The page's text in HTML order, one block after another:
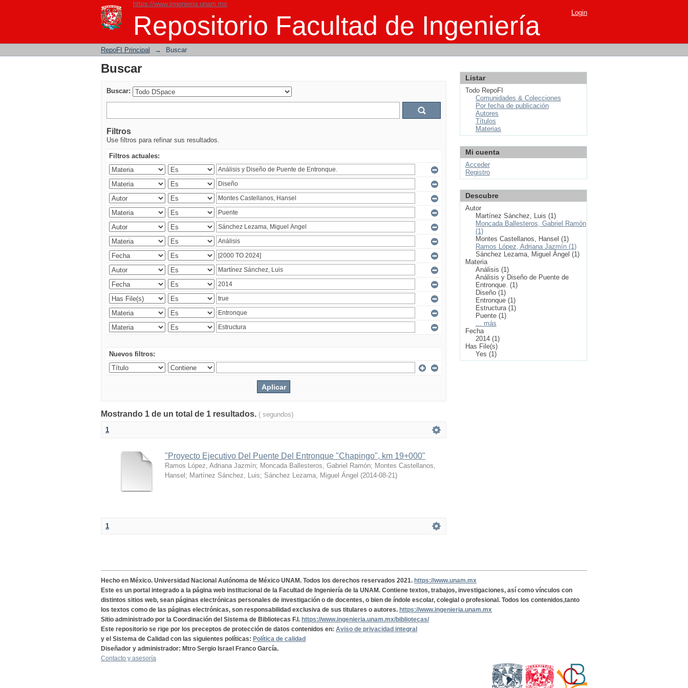
https://www.ingenieria.unam.mx
Repositorio Facultad de Ingeniería
Buscar Login
RepoFI Principal → Buscar
Buscar
Buscar:
Filtros
Use filtros para refinar sus resultados.
Filtros actuales:
Nuevos filtros:
Mostrando 1 de un total de 1 resultados. ( segundos)
1
"Proyecto Ejecutivo Del Puente Del Entronque "Chapingo", km 19+000"
Ramos López, Adriana Jazmín; Moncada Ballesteros, Gabriel Ramón; Montes Castellanos,
Hansel ; Martínez Sánchez, Luis; Sánchez Lezama, Miguel Ángel (2014-08-21)
1
Listar
Todo RepoFI
Comunidades & Colecciones
Por fecha de publicación
Autores
Títulos
Materias
Mi cuenta
Acceder
Registro
Descubre
Autor
Martínez Sánchez, Luis (1)
Moncada Ballesteros, Gabriel Ramón
(1)
Montes Castellanos, Hansel (1)
Ramos López, Adriana Jazmín (1)
Sánchez Lezama, Miguel Ángel (1)
Materia
Análisis (1)
Análisis y Diseño de Puente de
Entronque. (1)
Diseño (1)
Entronque (1)
Estructura (1)
Puente (1)
... más
Fecha
2014 (1)
Has File(s)
Yes (1)
Hecho en México. Universidad Nacional Autónoma de México UNAM. Todos los derechos reservados 2021. https://www.unam.mx
Este es un portal integrado a la página web institucional de la Facultad de Ingeniería de la UNAM. Contiene textos, trabajos, investigaciones, así como vínculos con
distintos sitios web, sean páginas electrónicas personales de investigación o de docentes, o bien de índole escolar, colegial o profesional. Todos los contenidos,tanto
los textos como de las páginas electrónicas, son responsabilidad exclusiva de sus titulares o autores. https://www.ingenieria.unam.mx
Sitio administrado por la Coordinación del Sistema de Bibliotecas F.I. https://www.ingenieria.unam.mx/bibliotecas/
Este repositorio se rige por los preceptos de protección de datos contenidos en: Aviso de privacidad integral
y el Sistema de Calidad con las siguientes políticas: Política de calidad
Diseñador y administrador: Mtro Sergio Israel Franco García.
Contacto y asesoría